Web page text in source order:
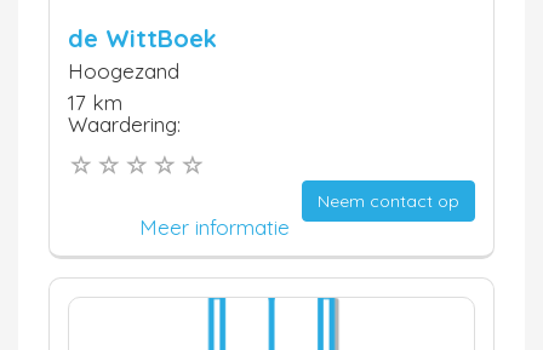
de WittBoek
Hoogezand
17 km
Waardering:
Neem contact op
Meer informatie